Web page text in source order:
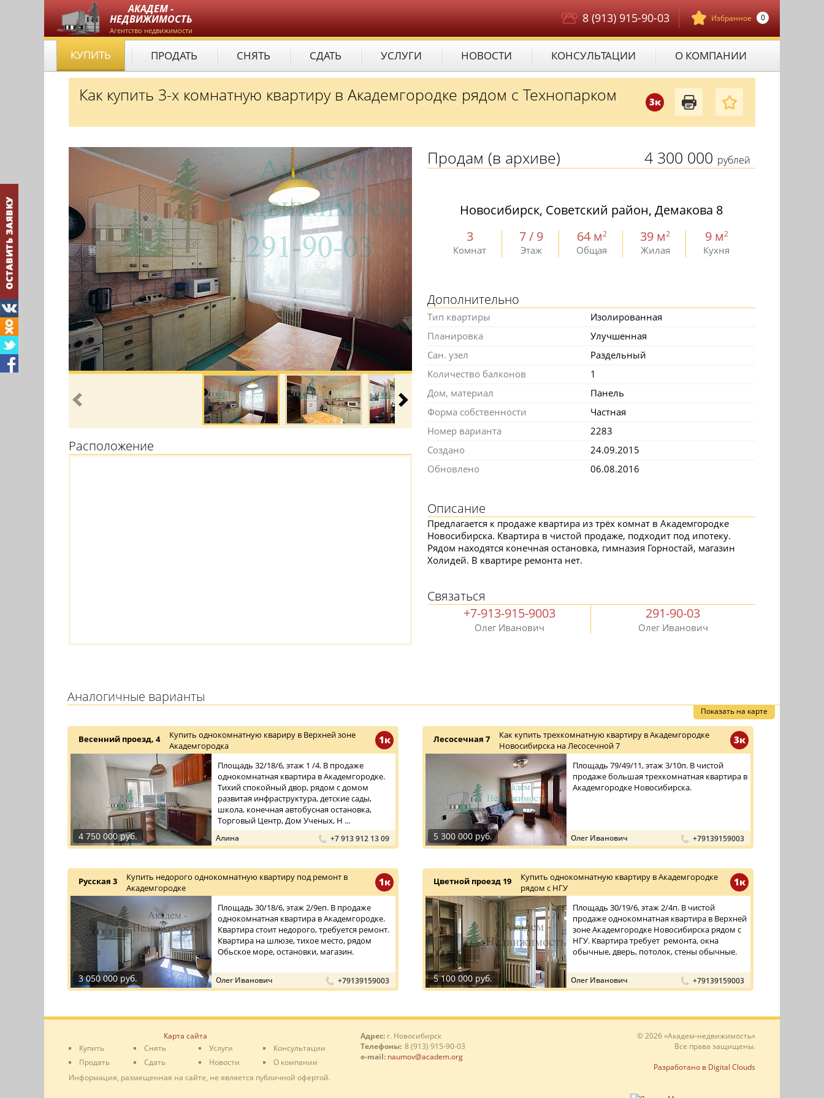
АКАДЕМ -
НЕДВИЖИМОСТЬ
Агентство недвижимости
Избранное 0
8 (913) 915-90-03
КУПИТЬ ПРОДАТЬ СНЯТЬ СДАТЬ УСЛУГИ НОВОСТИ КОНСУЛЬТАЦИИ О КОМПАНИИ
3к
Как купить 3-х комнатную квартиру в Академгородке рядом с Технопарком
Расположение
4 300 000 рублей
Продам (в архиве)
Новосибирск, Советский район, Демакова 8
3
Комнат
7 / 9
Этаж
64 м2
Общая
39 м2
Жилая
9 м2
Кухня
Дополнительно
Тип квартиры
Изолированная
Планировка
Улучшенная
Сан. узел
Раздельный
Количество балконов
1
Дом, материал
Панель
Форма собственности
Частная
Номер варианта
2283
Создано
24.09.2015
Обновлено
06.08.2016
Описание
Предлагается к продаже квартира из трёх комнат в Академгородке
Новосибирска. Квартира в чистой продаже, подходит под ипотеку.
Рядом находятся конечная остановка, гимназия Горностай, магазин
Холидей. В квартире ремонта нет.
Связаться
+7-913-915-9003
Олег Иванович
291-90-03
Олег Иванович
Аналогичные варианты
Показать на карте
1к
Весенний проезд, 4
Купить однокомнатную квариру в Верхней зоне
Академгородка
4 750 000 руб.
Площадь 32/18/6, этаж 1 /4. В продаже
однокомнатная квартира в Академгородке.
Тихий спокойный двор, рядом с домом
развитая инфраструктура, детские сады,
школа, конечная автобусная остановка,
Торговый Центр, Дом Ученых, Н ...
Алина +7 913 912 13 09
3к
Лесосечная 7
Как купить трехкомнатную квартиру в Академгородке
Новосибирска на Лесосечной 7
5 300 000 руб.
Площадь 79/49/11, этаж 3/10п. В чистой
продаже большая трехкомнатная квартира в
Академгородке Новосибирска.
Олег Иванович +79139159003
1к
Русская 3
Купить недорого однокомнатную квартиру под ремонт в
Академгородке
3 050 000 руб.
Площадь 30/18/6, этаж 2/9еп. В продаже
однокомнатная квартира в Академгородке.
Квартира стоит недорого, требуется ремонт.
Квартира на шлюзе, тихое место, рядом
Обьское море, остановки, магазин.
Олег Иванович +79139159003
1к
Цветной проезд 19
Купить однокомнатную квартиру в Академгородке
рядом с НГУ
5 100 000 руб.
Площадь 30/19/6, этаж 2/4п. В чистой
продаже однокомнатная квартира в Верхней
зоне Академгородке Новосибирска рядом с
НГУ. Квартира требует ремонта, окна
обычные, дверь, потолок, стены обычные.
Олег Иванович +79139159003
Карта сайта
Купить
Продать
Снять
Сдать
Услуги
Новости
Консультации
О компании
Информация, размещенная на сайте, не является публичной офертой.
Адрес: г. Новосибирск
Телефоны: 8 (913) 915-90-03
e-mail: naumov@academ.org
© 2026 «Академ-недвижимость»
Все права защищены.
Разработано в Digital Clouds